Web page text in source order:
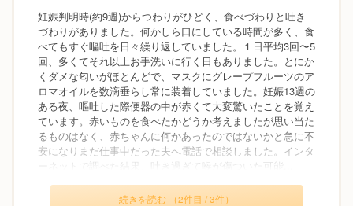
妊娠判明時(約9週)からつわりがひどく、食べづわりと吐き
づわりがありました。何かしら口にしている時間が多く、食
べてもすぐ嘔吐を日々繰り返していました。１日平均3回〜5
回、多くてそれ以上お手洗いに行く日もありました。とにか
くダメな匂いがほとんどで、マスクにグレープフルーツのア
ロマオイルを数滴垂らし常に装着していました。妊娠13週の
ある夜、嘔吐した際便器の中が赤くて大変驚いたことを覚え
ています。赤いものを食べたかどうか考えましたが思い当た
るものはなく、赤ちゃんに何かあったのではないかと急に不
安になりまだ仕事中だった夫へ電話で相談しました。インタ
ーネットで調べた結果、吐き過ぎて喉が傷ついた可能...
続きを読む （2件目 / 3件）